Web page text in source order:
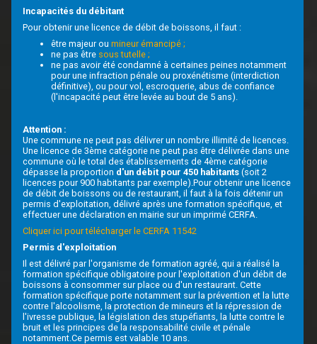
Incapacités du débitant
Pour obtenir une licence de débit de boissons, il faut :
être majeur ou mineur émancipé ;
ne pas être sous tutelle ;
ne pas avoir été condamné à certaines peines notamment
pour une infraction pénale ou proxénétisme (interdiction
définitive), ou pour vol, escroquerie, abus de confiance
(l'incapacité peut être levée au bout de 5 ans).
Attention :
Une commune ne peut pas délivrer un nombre illimité de licences.
Une licence de 3ème catégorie ne peut pas être délivrée dans une
commune où le total des établissements de 4ème catégorie
dépasse la proportion d'un débit pour 450 habitants (soit 2
licences pour 900 habitants par exemple).Pour obtenir une licence
de débit de boissons ou de restaurant, il faut à la fois détenir un
permis d'exploitation, délivré après une formation spécifique, et
effectuer une déclaration en mairie sur un imprimé CERFA.
Cliquer ici pour télécharger le CERFA 11542
Permis d'exploitation
Il est délivré par l'organisme de formation agréé, qui a réalisé la
formation spécifique obligatoire pour l'exploitation d'un débit de
boissons à consommer sur place ou d'un restaurant. Cette
formation spécifique porte notamment sur la prévention et la lutte
contre l'alcoolisme, la protection de mineurs et la répression de
l'ivresse publique, la législation des stupéfiants, la lutte contre le
bruit et les principes de la responsabilité civile et pénale
notamment.Ce permis est valable 10 ans.